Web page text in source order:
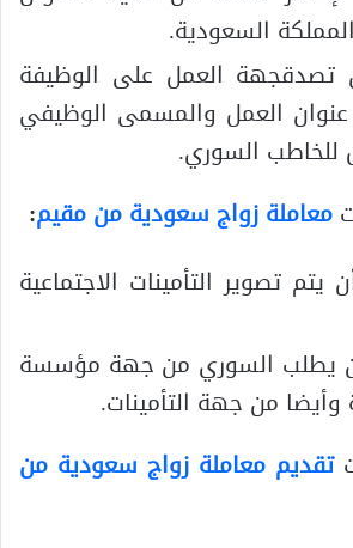
السعودية.
تصدقجهة العمل على الوظيفة
العمل والمسمى الوظيفي
للخاطب السوري.
معاملة زواج سعودية من مقيم:
تصوير التأمينات الاجتماعية
يطلب السوري من جهة مؤسسة
وأيضا من جهة التأمينات.
تقديم معاملة زواج سعودية من